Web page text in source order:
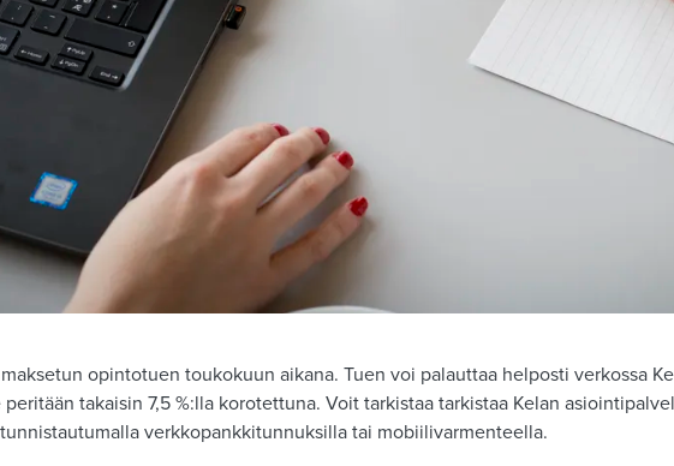
opintotuen toukokuun aikana. Tuen voi palauttaa helposti verkossa
peritään takaisin 7,5 %:lla korotettuna. Voit tarkistaa tarkistaa Kelan
tunnistautumalla verkkopankkitunnuksilla tai mobiilivarmenteella.